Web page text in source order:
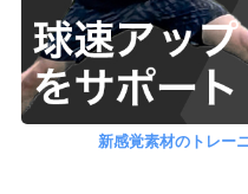
新感覚素材のトレー